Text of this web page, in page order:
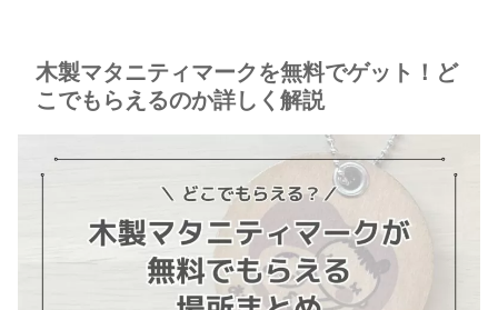
木製マタニティマークを無料でゲット！ど
こでもらえるのか詳しく解説